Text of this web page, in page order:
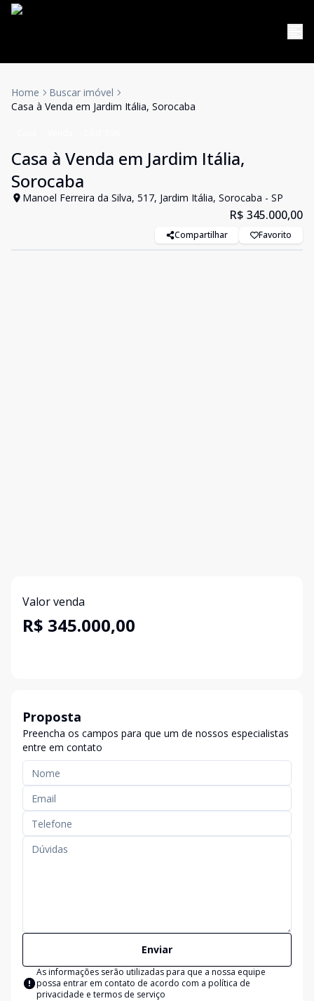
Home
Buscar imóvel
Casa à Venda em Jardim Itália, Sorocaba
Casa à Venda em Jardim Itália,
Sorocaba
Manoel Ferreira da Silva, 517, Jardim Itália, Sorocaba - SP
R$ 345.000,00
Compartilhar Favorito
Valor venda
R$ 345.000,00
Proposta
Preencha os campos para que um de nossos especialistas
entre em contato
Enviar
As informações serão utilizadas para que a nossa equipe
possa entrar em contato de acordo com a política de
privacidade e termos de serviço